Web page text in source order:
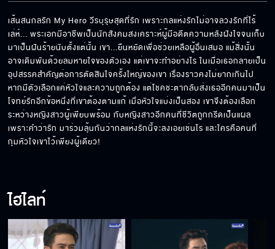
เส้นสนกลรัก My Hero วีรบุรุษสุดที่รัก เพราะกลแห่งรักไม่อาจลวงรักที่ไร้
เล่ห์... พระเอกมีอาชีพเป็นนักสังคมสงเคราะห์ผู้มีอดีตความหลังฝังใจจนเก็บ
มาเป็นฝันร้ายนับตั้งแต่นั้น เขา...ยืนหยัดเพื่อช่วยเหลือผู้อื่นเสมอ แม้สิ่งนั้น
อาจเดิมพันด้วยลมหายใจของตัวเอง แต่เขาจะทำอย่างไร ในเมื่อเธอกลายเป็น
อุปสรรคสำคัญต่อการตัดสินใจครั้งใหญ่ของเขา เรื่องราวคงไม่ยากเกินไป
หากมีตัวเลือกแค่หัวใจและความถูกต้อง แต่โชคชะตากลับส่งเธออีกคนมาเป็น
โจทย์รักอีกข้อหนึ่งที่เขาต้องตามแก้ เมื่อหัวใจแบ่งเป็นสอง เขาจึงต้องเลือก
ระหว่างหญิงสาวผู้เพียบพร้อม กับหญิงสาวอีกคนที่ชีวิตถูกกรีดเป็นแผล
เพราะคำว่ารัก มาร่วมลุ้นกันว่ากลแห่งรักนี้จะลงเอยเช่นไร และใครคือคนที่
กุมหัวใจเขาไว้เพียงผู้เดียว!
ไฮไลท์